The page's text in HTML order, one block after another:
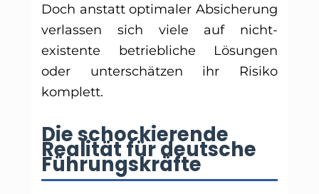
Doch anstatt optimaler Absicherung
verlassen sich viele auf nicht-
existente betriebliche Lösungen
oder unterschätzen ihr Risiko
komplett.
Die schockierende
Realität für deutsche
Führungskräfte